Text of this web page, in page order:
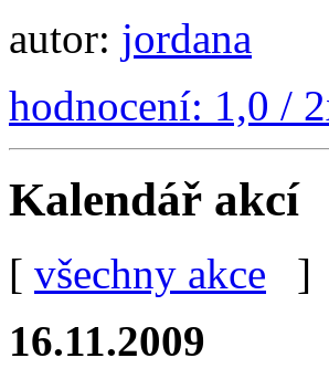
autor: jordana
hodnocení: 1,0 /
Kalendář akcí
[ všechny akce
]
16.11.2009